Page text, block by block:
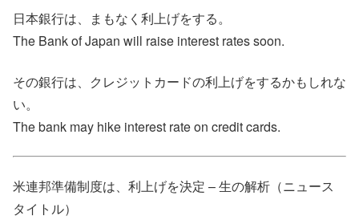
日本銀行は、まもなく利上げをする。
The Bank of Japan will raise interest rates soon.
その銀行は、クレジットカードの利上げをするかもしれな
い。
The bank may hike interest rate on credit cards.
米連邦準備制度は、利上げを決定 – 生の解析（ニュース
タイトル）